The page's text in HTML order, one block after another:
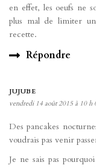
en effet, les oeufs ne
plus mal de limiter
recette.
Répondre
JUJUBE
vendredi 14 août 2015 à 10 h
Des pancakes
voudrais pas venir
Je ne sais pas